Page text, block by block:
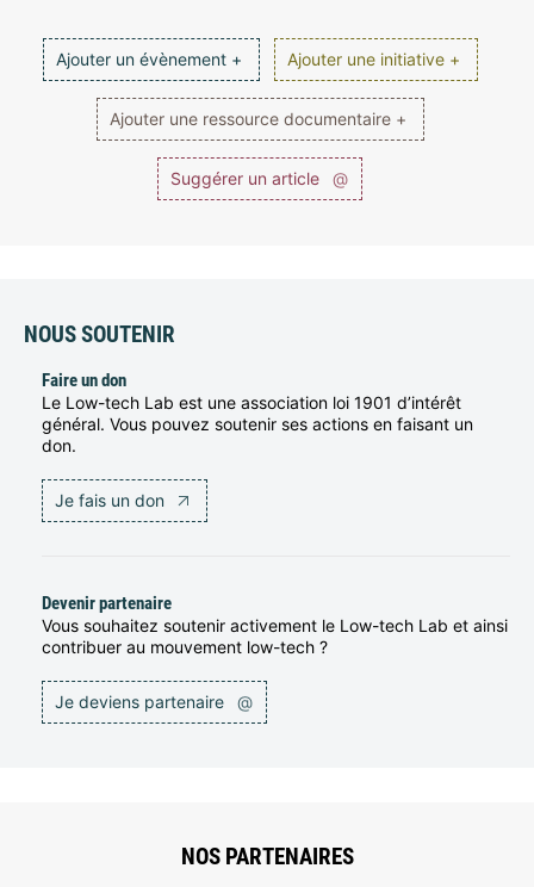
Ajouter un évènement + Ajouter une initiative +
Ajouter une ressource documentaire +
Suggérer un article @
NOUS SOUTENIR
Faire un don
Le Low-tech Lab est une association loi 1901 d’intérêt
général. Vous pouvez soutenir ses actions en faisant un
don.
Je fais un don
Devenir partenaire
Vous souhaitez soutenir activement le Low-tech Lab et ainsi
contribuer au mouvement low-tech ?
Je deviens partenaire @
NOS PARTENAIRES